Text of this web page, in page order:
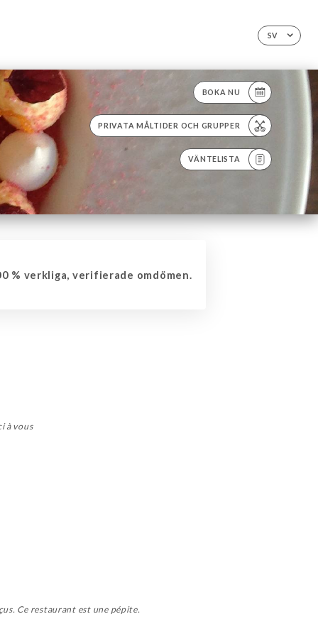
SV
BOKA NU
PRIVATA MÅLTIDER OCH GRUPPER
VÄNTELISTA
% verkliga, verifierade omdömen.
à vous
Ce restaurant est une pépite.